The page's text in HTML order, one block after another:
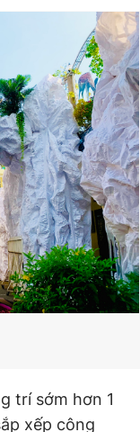
trí sớm hơn 1
xếp công